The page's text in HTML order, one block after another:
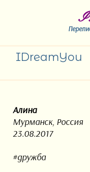
IDreamYou
Алина
Мурманск, Россия
23.08.2017
#дружба